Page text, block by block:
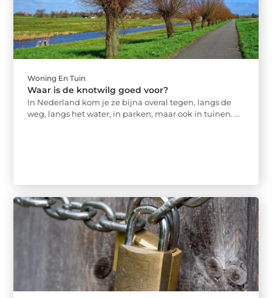
Woning En Tuin
Waar is de knotwilg goed voor?
In Nederland kom je ze bijna overal tegen, langs de
weg, langs het water, in parken, maar ook in tuinen. ...